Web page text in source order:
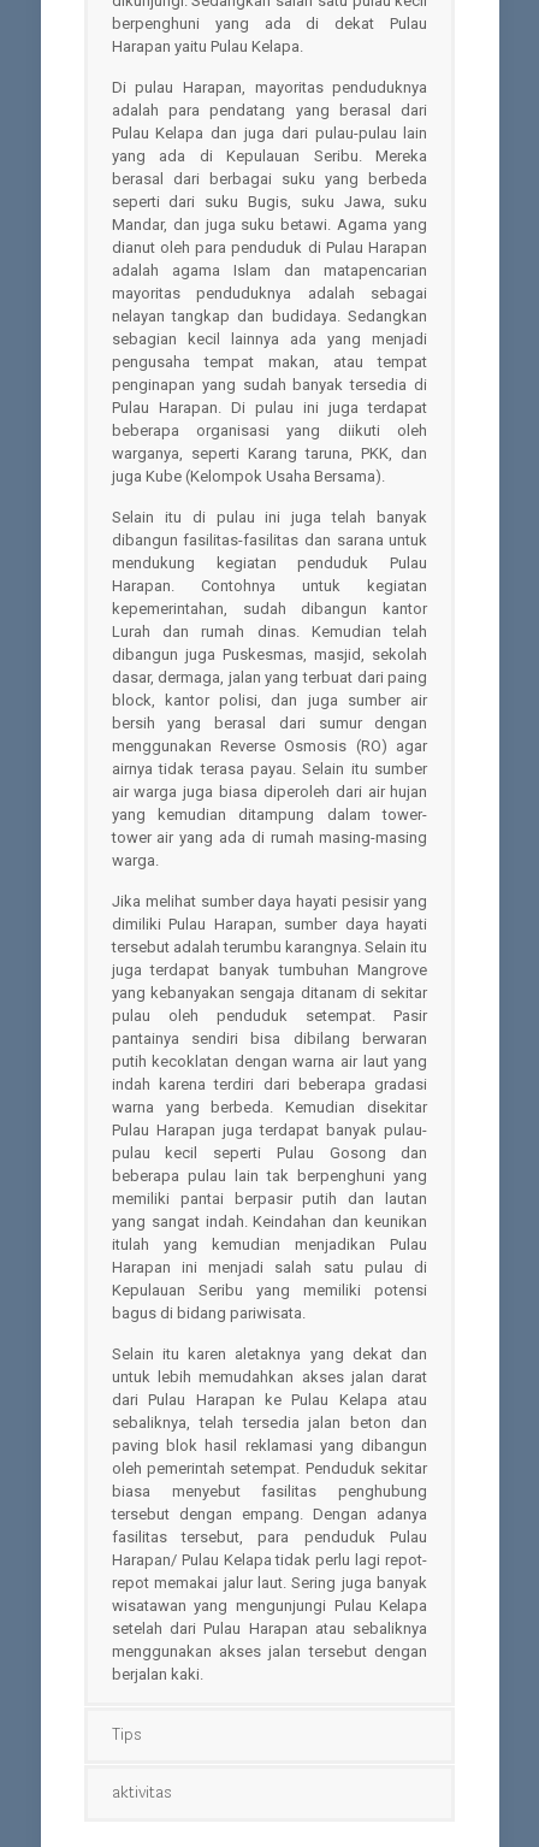
berpenghuni yang ada di dekat Pulau
Harapan yaitu Pulau Kelapa.
Di pulau Harapan, mayoritas penduduknya
adalah para pendatang yang berasal dari
Pulau Kelapa dan juga dari pulau-pulau lain
yang ada di Kepulauan Seribu. Mereka
berasal dari berbagai suku yang berbeda
seperti dari suku Bugis, suku Jawa, suku
Mandar, dan juga suku betawi. Agama yang
dianut oleh para penduduk di Pulau Harapan
adalah agama Islam dan matapencarian
mayoritas penduduknya adalah sebagai
nelayan tangkap dan budidaya. Sedangkan
sebagian kecil lainnya ada yang menjadi
pengusaha tempat makan, atau tempat
penginapan yang sudah banyak tersedia di
Pulau Harapan. Di pulau ini juga terdapat
beberapa organisasi yang diikuti oleh
warganya, seperti Karang taruna, PKK, dan
juga Kube (Kelompok Usaha Bersama).
Selain itu di pulau ini juga telah banyak
dibangun fasilitas-fasilitas dan sarana untuk
mendukung kegiatan penduduk Pulau
Harapan. Contohnya untuk kegiatan
kepemerintahan, sudah dibangun kantor
Lurah dan rumah dinas. Kemudian telah
dibangun juga Puskesmas, masjid, sekolah
dasar, dermaga, jalan yang terbuat dari paing
block, kantor polisi, dan juga sumber air
bersih yang berasal dari sumur dengan
menggunakan Reverse Osmosis (RO) agar
airnya tidak terasa payau. Selain itu sumber
air warga juga biasa diperoleh dari air hujan
yang kemudian ditampung dalam tower-
tower air yang ada di rumah masing-masing
warga.
Jika melihat sumber daya hayati pesisir yang
dimiliki Pulau Harapan, sumber daya hayati
tersebut adalah terumbu karangnya. Selain itu
juga terdapat banyak tumbuhan Mangrove
yang kebanyakan sengaja ditanam di sekitar
pulau oleh penduduk setempat. Pasir
pantainya sendiri bisa dibilang berwaran
putih kecoklatan dengan warna air laut yang
indah karena terdiri dari beberapa gradasi
warna yang berbeda. Kemudian disekitar
Pulau Harapan juga terdapat banyak pulau-
pulau kecil seperti Pulau Gosong dan
beberapa pulau lain tak berpenghuni yang
memiliki pantai berpasir putih dan lautan
yang sangat indah. Keindahan dan keunikan
itulah yang kemudian menjadikan Pulau
Harapan ini menjadi salah satu pulau di
Kepulauan Seribu yang memiliki potensi
bagus di bidang pariwisata.
Selain itu karen aletaknya yang dekat dan
untuk lebih memudahkan akses jalan darat
dari Pulau Harapan ke Pulau Kelapa atau
sebaliknya, telah tersedia jalan beton dan
paving blok hasil reklamasi yang dibangun
oleh pemerintah setempat. Penduduk sekitar
biasa menyebut fasilitas penghubung
tersebut dengan empang. Dengan adanya
fasilitas tersebut, para penduduk Pulau
Harapan/ Pulau Kelapa tidak perlu lagi repot-
repot memakai jalur laut. Sering juga banyak
wisatawan yang mengunjungi Pulau Kelapa
setelah dari Pulau Harapan atau sebaliknya
menggunakan akses jalan tersebut dengan
berjalan kaki.
Tips
aktivitas